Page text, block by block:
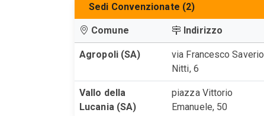
Sedi Convenzionate (2)
Comune Indirizzo
Agropoli (SA)
via Francesco Saverio
Nitti, 6
Vallo della
Lucania (SA)
piazza Vittorio
Emanuele, 50